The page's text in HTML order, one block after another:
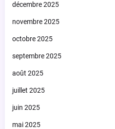
décembre 2025
novembre 2025
octobre 2025
septembre 2025
août 2025
juillet 2025
juin 2025
mai 2025